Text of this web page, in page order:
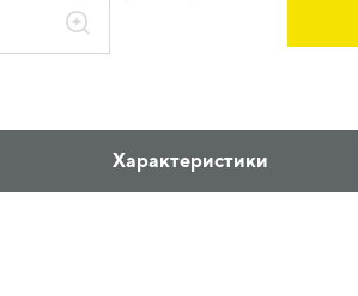
Характеристики